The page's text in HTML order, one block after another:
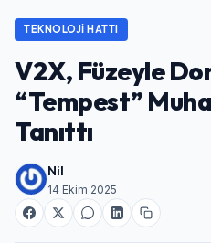
TEKNOLOJI HATTI
V2X, Füzeyle
“Tempest”
Tanıttı
Nil
14 Ekim 2025